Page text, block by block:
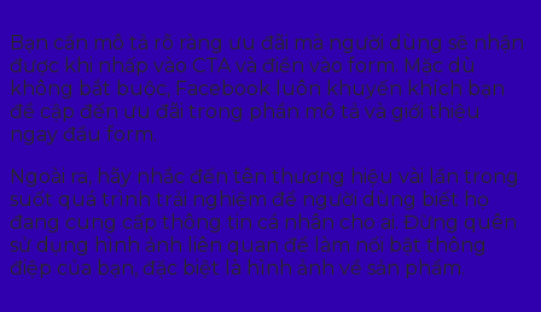
Bạn cần mô tả rõ ràng ưu đãi mà người dùng sẽ nhận
được khi nhấp vào CTA và điền vào form. Mặc dù
không bắt buộc, Facebook luôn khuyến khích bạn
đề cập đến ưu đãi trong phần mô tả và giới thiệu
ngay đầu form.
Ngoài ra, hãy nhắc đến tên thương hiệu vài lần trong
suốt quá trình trải nghiệm để người dùng biết họ
đang cung cấp thông tin cá nhân cho ai. Đừng quên
sử dụng hình ảnh liên quan để làm nổi bật thông
điệp của bạn, đặc biệt là hình ảnh về sản phẩm.